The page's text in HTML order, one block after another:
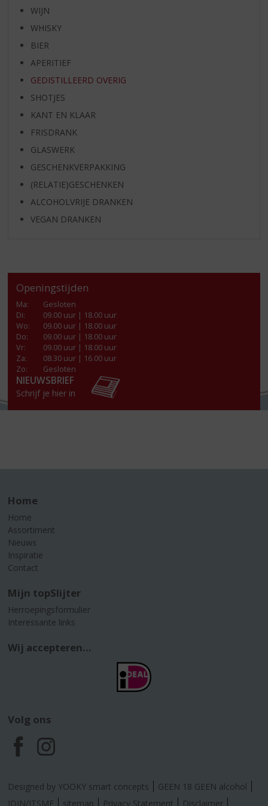
WIJN
WHISKY
BIER
APERITIEF
GEDISTILLEERD OVERIG
SHOTJES
KANT EN KLAAR
FRISDRANK
GLASWERK
GESCHENKVERPAKKING
(RELATIE)GESCHENKEN
ALCOHOLVRIJE DRANKEN
VEGAN DRANKEN
Openingstijden
Ma:
Gesloten
Di:
09.00 uur | 18.00 uur
Wo:
09.00 uur | 18.00 uur
Do:
09.00 uur | 18.00 uur
Vr:
09.00 uur | 18.00 uur
Za:
08.30 uur | 16.00 uur
Zo:
Gesloten
NIEUWSBRIEF
Schrijf je hier in
Home
Home
Assortiment
Nieuws
Inspiratie
Contact
Mijn topSlijter
Herroepingsformulier
Interessante links
Wij accepteren...
Volg ons
F
a
I
n
Designed by YOOKY smart concepts
GEEN 18 GEEN alcohol
IDIN/ITSME
sitemap Privacy Statement Disclaimer